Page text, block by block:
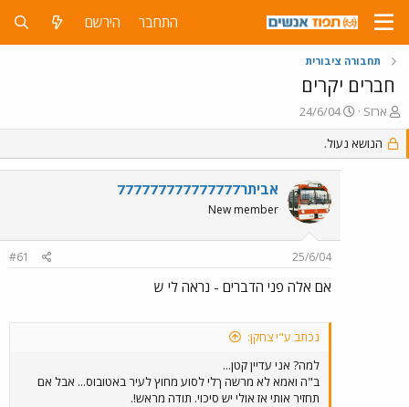
התחבר הירשם
תחבורה ציבורית
חברים יקרים
פ
ו
ת
ח
ארזS
פ
ו
ר
ס
ר
24/6/04
הנושא נעול.
אביתר777777777777777
New member
25/6/04
#61
אם אלה פני הדברים - נראה לי ש
נכתב ע"י צחקן:
למה? אני עדיין קטן...
ב"ה ואמא לא מרשה ךלי לסוע מחוץ לעיר באטובוס... אבל אם
תחזיר אותי אז אולי יש סיכוי. תודה מראש!.